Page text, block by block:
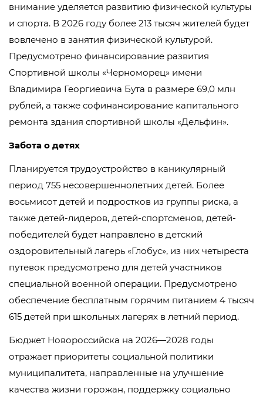
внимание уделяется развитию физической культуры
и спорта. В 2026 году более 213 тысяч жителей будет
вовлечено в занятия физической культурой.
Предусмотрено финансирование развития
Спортивной школы «Черноморец» имени
Владимира Георгиевича Бута в размере 69,0 млн
рублей, а также софинансирование капитального
ремонта здания спортивной школы «Дельфин».
Забота о детях
Планируется трудоустройство в каникулярный
период 755 несовершеннолетних детей. Более
восьмисот детей и подростков из группы риска, а
также детей-лидеров, детей-спортсменов, детей-
победителей будет направлено в детский
оздоровительный лагерь «Глобус», из них четыреста
путевок предусмотрено для детей участников
специальной военной операции. Предусмотрено
обеспечение бесплатным горячим питанием 4 тысяч
615 детей при школьных лагерях в летний период.
Бюджет Новороссийска на 2026—2028 годы
отражает приоритеты социальной политики
муниципалитета, направленные на улучшение
качества жизни горожан, поддержку социально